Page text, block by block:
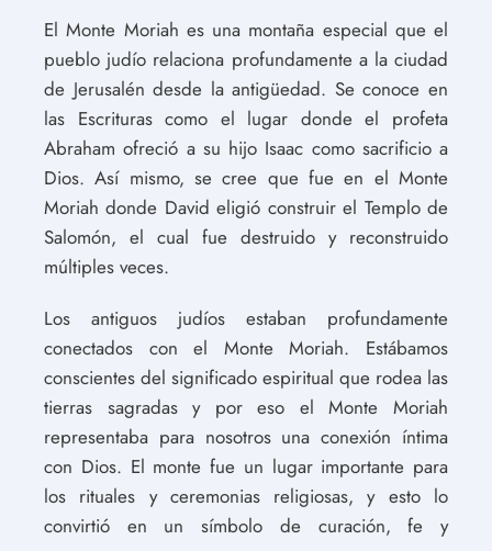
El Monte Moriah es una montaña especial que el
pueblo judío relaciona profundamente a la ciudad
de Jerusalén desde la antigüedad. Se conoce en
las Escrituras como el lugar donde el profeta
Abraham ofreció a su hijo Isaac como sacrificio a
Dios. Así mismo, se cree que fue en el Monte
Moriah donde David eligió construir el Templo de
Salomón, el cual fue destruido y reconstruido
múltiples veces.
Los antiguos judíos estaban profundamente
conectados con el Monte Moriah. Estábamos
conscientes del significado espiritual que rodea las
tierras sagradas y por eso el Monte Moriah
representaba para nosotros una conexión íntima
con Dios. El monte fue un lugar importante para
los rituales y ceremonias religiosas, y esto lo
convirtió en un símbolo de curación, fe y